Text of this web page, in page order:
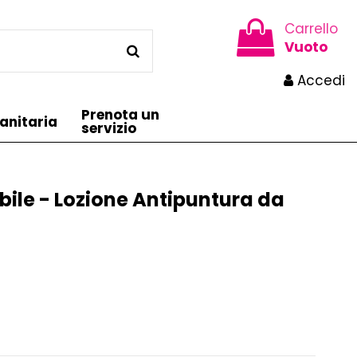
Carrello
Vuoto
Accedi
Prenota un
servizio
- Lozione Antipuntura da